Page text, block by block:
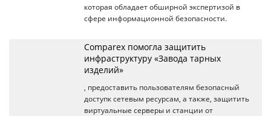
которая обладает обширной экспертизой в
сфере информационной безопасности.
Comparex помогла защитить
инфраструктуру «Завода тарных
изделий»
, предоставить пользователям безопасный
доступк сетевым ресурсам, а также, защитить
виртуальные серверы и станции от